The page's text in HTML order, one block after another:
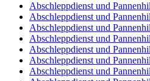
Abschleppdienst und
Abschleppdienst und
Abschleppdienst und
Abschleppdienst und
Abschleppdienst und
Abschleppdienst und
Abschleppdienst und